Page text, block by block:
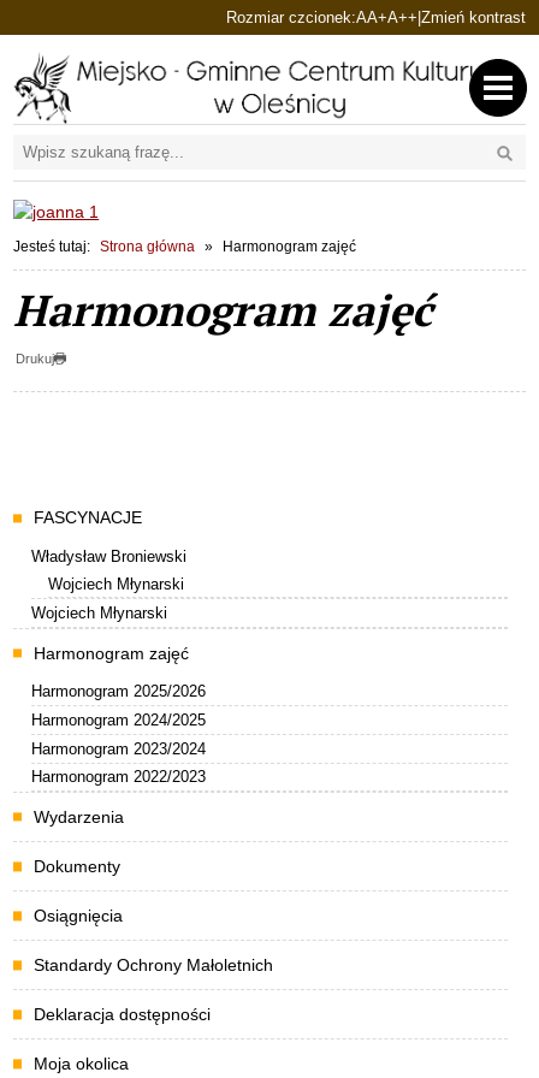
Przejdź do wyszukiwarki
Rozmiar czcionek:Ustaw domyślną czcionkę
AUstaw większą czcionkę
A+Ustaw największą
A++ Zmień kontrast
«
1
Jesteś tutaj: Strona główna Harmonogram zajęć
Harmonogram zajęć
Drukuj
Menu
FASCYNACJE
Władysław Broniewski
Wojciech Młynarski
Wojciech Młynarski
Harmonogram zajęć
Harmonogram 2025/2026
Harmonogram 2024/2025
Harmonogram 2023/2024
Harmonogram 2022/2023
Wydarzenia
Dokumenty
Osiągnięcia
Standardy Ochrony Małoletnich
Deklaracja dostępności
Moja okolica